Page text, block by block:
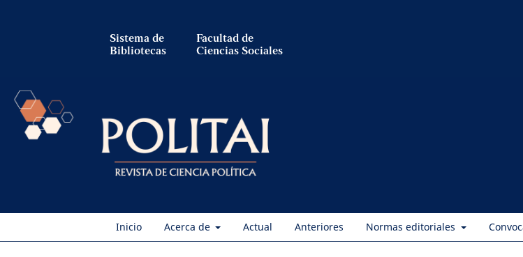
Sistema de
Bibliotecas
Facultad de
Ciencias Sociales
Inicio Acerca de Actual Anteriores Normas editoriales